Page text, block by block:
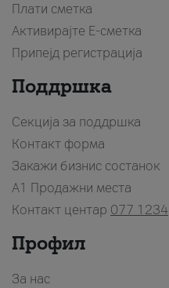
Плати сметка
Активирајте Е-сметка
Припејд регистрација
Поддршка
Секција за поддршка
Контакт форма
Закажи бизнис состанок
A1 Продажни места
Контакт центар 077 1234
Профил
За нас